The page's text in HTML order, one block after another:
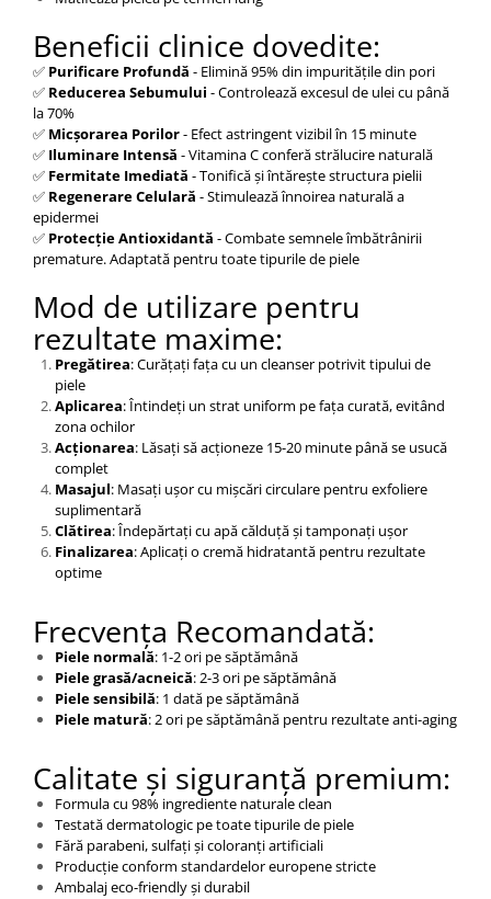
Beneficii clinice dovedite:
✅ Purificare Profundă - Elimină 95% din impuritățile din pori
✅ Reducerea Sebumului - Controlează excesul de ulei cu până
la 70%
✅ Micșorarea Porilor- Efect astringent vizibil în 15 minute
✅ Iluminare Intensă - Vitamina C conferă strălucire naturală
✅ Fermitate Imediată - Tonifică și întărește structura pielii
✅ Regenerare Celulară - Stimulează înnoirea naturală a
epidermei
✅ Protecție Antioxidantă - Combate semnele îmbătrânirii
premature. Adaptată pentru toate tipurile de piele
Mod de utilizare pentru
rezultate maxime:
Pregătirea: Curățați fața cu un cleanser potrivit tipului de
piele
Aplicarea: Întindeți un strat uniform pe fața curată, evitând
zona ochilor
Acționarea: Lăsați să acționeze 15-20 minute până se usucă
complet
Masajul: Masați ușor cu mișcări circulare pentru exfoliere
suplimentară
Clătirea: Îndepărtați cu apă călduță și tamponați ușor
Finalizarea: Aplicați o cremă hidratantă pentru rezultate
optime
Frecvența Recomandată:
Piele normală: 1-2 ori pe săptămână
Piele grasă/acneică: 2-3 ori pe săptămână
Piele sensibilă: 1 dată pe săptămână
Piele matură: 2 ori pe săptămână pentru rezultate anti-aging
Calitate și siguranță premium:
Formula cu 98% ingrediente naturale clean
Testată dermatologic pe toate tipurile de piele
Fără parabeni, sulfați și coloranți artificiali
Producție conform standardelor europene stricte
Ambalaj eco-friendly și durabil